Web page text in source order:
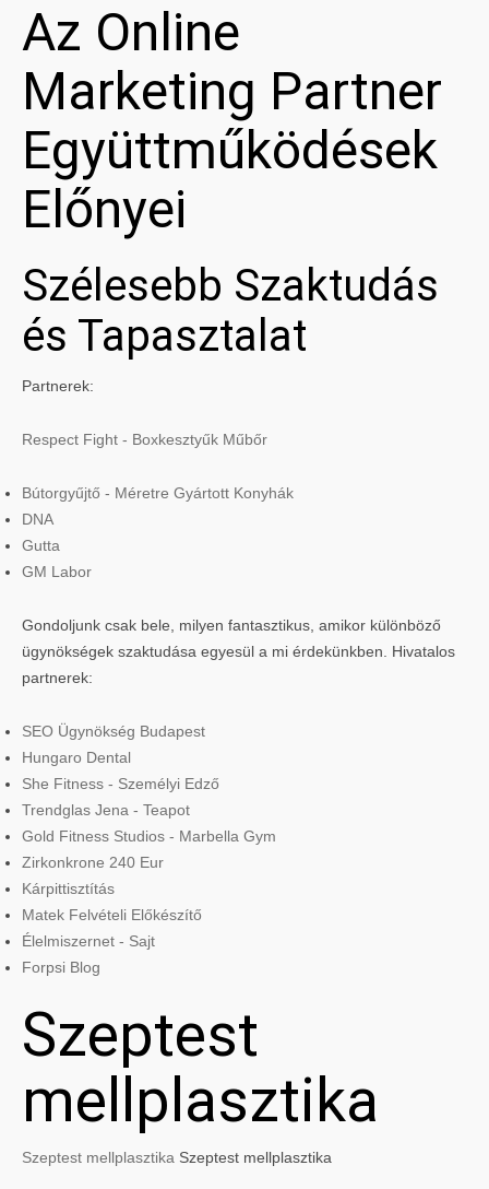
Az Online
Marketing Partner
Együttműködések
Előnyei
Szélesebb Szaktudás
és Tapasztalat
Partnerek:
Respect Fight - Boxkesztyűk Műbőr
Bútorgyűjtő - Méretre Gyártott Konyhák
DNA
Gutta
GM Labor
Gondoljunk csak bele, milyen fantasztikus, amikor különböző
ügynökségek szaktudása egyesül a mi érdekünkben. Hivatalos
partnerek:
SEO Ügynökség Budapest
Hungaro Dental
She Fitness - Személyi Edző
Trendglas Jena - Teapot
Gold Fitness Studios - Marbella Gym
Zirkonkrone 240 Eur
Kárpittisztítás
Matek Felvételi Előkészítő
Élelmiszernet - Sajt
Forpsi Blog
Szeptest
mellplasztika
Szeptest mellplasztika Szeptest mellplasztika